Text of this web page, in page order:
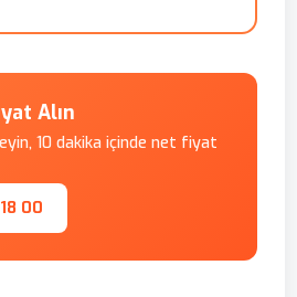
Alın
10 dakika içinde net fiyat
00